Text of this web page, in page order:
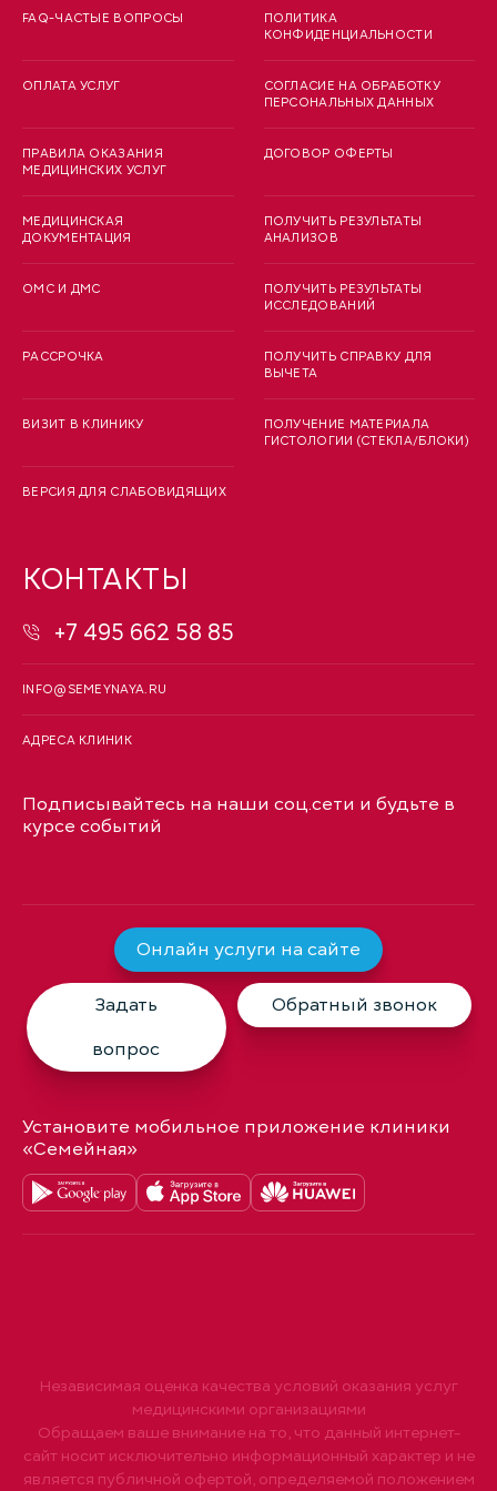
FAQ-ЧАСТЫЕ ВОПРОСЫ
ОПЛАТА УСЛУГ
ПРАВИЛА ОКАЗАНИЯ
МЕДИЦИНСКИХ УСЛУГ
МЕДИЦИНСКАЯ
ДОКУМЕНТАЦИЯ
ОМС И ДМС
РАССРОЧКА
ВИЗИТ В КЛИНИКУ
ВЕРСИЯ ДЛЯ СЛАБОВИДЯЩИХ
ПОЛИТИКА
КОНФИДЕНЦИАЛЬНОСТИ
СОГЛАСИЕ НА ОБРАБОТКУ
ПЕРСОНАЛЬНЫХ ДАННЫХ
ДОГОВОР ОФЕРТЫ
ПОЛУЧИТЬ РЕЗУЛЬТАТЫ
АНАЛИЗОВ
ПОЛУЧИТЬ РЕЗУЛЬТАТЫ
ИССЛЕДОВАНИЙ
ПОЛУЧИТЬ СПРАВКУ ДЛЯ
ВЫЧЕТА
ПОЛУЧЕНИЕ МАТЕРИАЛА
ГИСТОЛОГИИ (СТЕКЛА/БЛОКИ)
КОНТАКТЫ
+7 495 662 58 85
INFO@SEMEYNAYA.RU
АДРЕСА КЛИНИК
Подписывайтесь на наши соц.сети и будьте в
курсе событий
Онлайн услуги на сайте
Задать
вопрос
Обратный звонок
Установите мобильное приложение клиники
«Семейная»
Независимая оценка качества условий оказания услуг
медицинскими организациями
Обращаем ваше внимание на то, что данный интернет-
сайт носит исключительно информационный характер и не
является публичной офертой, определяемой положением